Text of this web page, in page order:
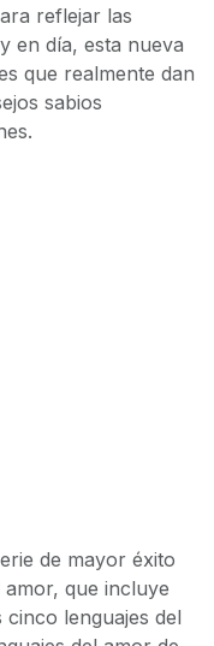
reflejar las
en día, esta nueva
que realmente dan
sabios
de mayor éxito
que incluye
lenguajes del